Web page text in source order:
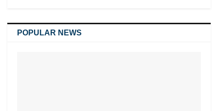
POPULAR NEWS